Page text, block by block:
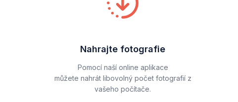
Nahrajte fotografie
Pomocí naší online aplikace
můžete nahrát libovolný počet fotografií z
vašeho počítače.